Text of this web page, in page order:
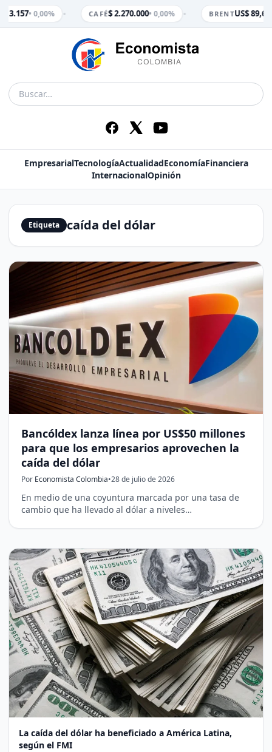
$ 3.157• 0,00% • CAFÉ$ 2.270.000• 0,00% • BRENTUS$ 89,65
EmpresarialTecnologíaActualidadEconomíaFinanciera
InternacionalOpinión
Etiqueta caída del dólar
Bancóldex lanza línea por US$50 millones
para que los empresarios aprovechen la
caída del dólar
Por Economista Colombia•28 de julio de 2026
En medio de una coyuntura marcada por una tasa de
cambio que ha llevado al dólar a niveles…
La caída del dólar ha beneficiado a América Latina,
según el FMI